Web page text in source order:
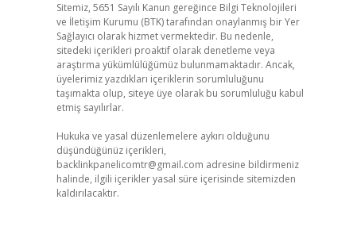
Sitemiz, 5651 Sayılı Kanun gereğince Bilgi Teknolojileri
ve İletişim Kurumu (BTK) tarafından onaylanmış bir Yer
Sağlayıcı olarak hizmet vermektedir. Bu nedenle,
sitedeki içerikleri proaktif olarak denetleme veya
araştırma yükümlülüğümüz bulunmamaktadır. Ancak,
üyelerimiz yazdıkları içeriklerin sorumluluğunu
taşımakta olup, siteye üye olarak bu sorumluluğu kabul
etmiş sayılırlar.
Hukuka ve yasal düzenlemelere aykırı olduğunu
düşündüğünüz içerikleri,
backlinkpanelicomtr@gmail.com adresine bildirmeniz
halinde, ilgili içerikler yasal süre içerisinde sitemizden
kaldırılacaktır.